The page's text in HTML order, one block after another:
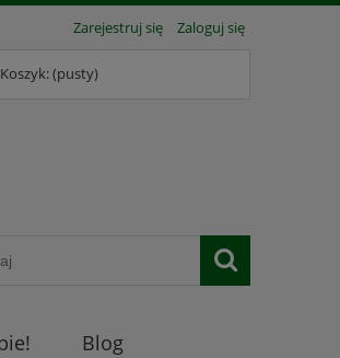
Zarejestruj się Zaloguj się
Koszyk:(pusty)
Blog